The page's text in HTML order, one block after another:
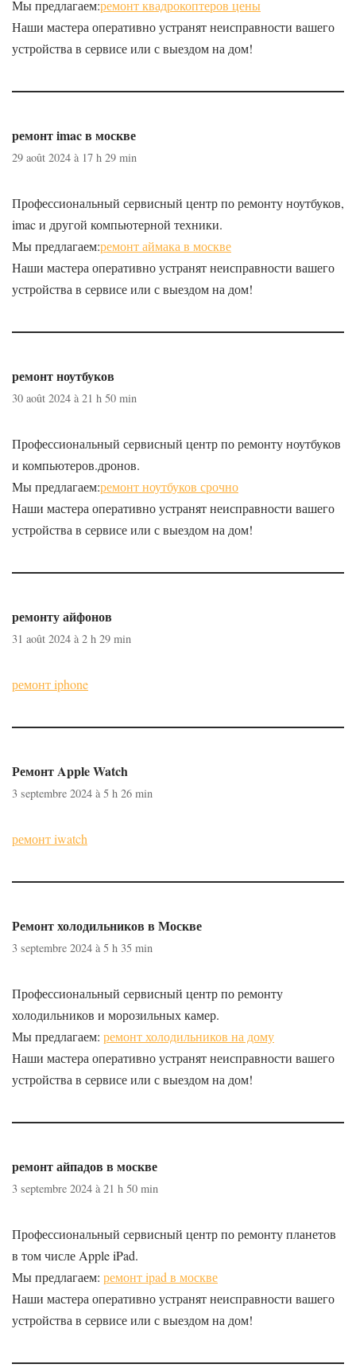
Мы предлагаем:ремонт квадрокоптеров цены
Наши мастера оперативно устранят неисправности вашего
устройства в сервисе или с выездом на дом!
ремонт imac в москве
29 août 2024 à 17 h 29 min
Профессиональный сервисный центр по ремонту ноутбуков,
imac и другой компьютерной техники.
Мы предлагаем:ремонт аймака в москве
Наши мастера оперативно устранят неисправности вашего
устройства в сервисе или с выездом на дом!
ремонт ноутбуков
30 août 2024 à 21 h 50 min
Профессиональный сервисный центр по ремонту ноутбуков
и компьютеров.дронов.
Мы предлагаем:ремонт ноутбуков срочно
Наши мастера оперативно устранят неисправности вашего
устройства в сервисе или с выездом на дом!
ремонту айфонов
31 août 2024 à 2 h 29 min
ремонт iphone
Ремонт Apple Watch
3 septembre 2024 à 5 h 26 min
ремонт iwatch
Ремонт холодильников в Москве
3 septembre 2024 à 5 h 35 min
Профессиональный сервисный центр по ремонту
холодильников и морозильных камер.
Мы предлагаем: ремонт холодильников на дому
Наши мастера оперативно устранят неисправности вашего
устройства в сервисе или с выездом на дом!
ремонт айпадов в москве
3 septembre 2024 à 21 h 50 min
Профессиональный сервисный центр по ремонту планетов
в том числе Apple iPad.
Мы предлагаем: ремонт ipad в москве
Наши мастера оперативно устранят неисправности вашего
устройства в сервисе или с выездом на дом!